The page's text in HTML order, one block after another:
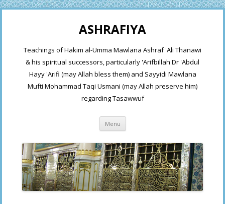
ASHRAFIYA
Teachings of Hakim al-Umma Mawlana Ashraf 'Ali Thanawi
& his spiritual successors, particularly 'Arifbillah Dr 'Abdul
Hayy 'Arifi (may Allah bless them) and Sayyidi Mawlana
Mufti Mohammad Taqi Usmani (may Allah preserve him)
regarding Tasawwuf
Menu Skip
content